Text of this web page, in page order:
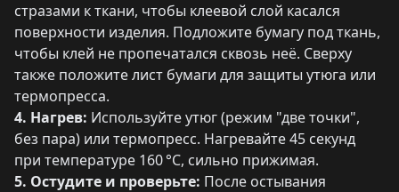
стразами к ткани, чтобы клеевой слой касался
поверхности изделия. Подложите бумагу под ткань,
чтобы клей не пропечатался сквозь неё. Сверху
также положите лист бумаги для защиты утюга или
термопресса.
4. Нагрев: Используйте утюг (режим "две точки",
без пара) или термопресс. Нагревайте 45 секунд
при температуре 160 °C, сильно прижимая.
5. Остудите и проверьте: После остывания